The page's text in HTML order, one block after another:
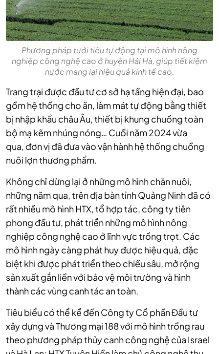
Phương pháp tưới tiêu tự động tại mô hình nông
nghiệp công nghệ cao ở huyện Hải Hà, giúp tiết kiệm
nước mang lại hiệu quả kinh tế cao.
Trang trại được đầu tư cơ sở hạ tầng hiện đại, bao
gồm hệ thống cho ăn, làm mát tự động bằng thiết
bị nhập khẩu châu Âu, thiết bị khung chuồng toàn
bộ mạ kẽm nhúng nóng… Cuối năm 2024 vừa
qua, đơn vị đã đưa vào vận hành hệ thống chuồng
nuôi lợn thương phẩm.
Không chỉ dừng lại ở những mô hình chăn nuôi,
những năm qua, trên địa bàn tỉnh Quảng Ninh đã có
rất nhiều mô hình HTX, tổ hợp tác, công ty tiên
phong đầu tư, phát triển những mô hình nông
nghiệp công nghệ cao ở lĩnh vực trồng trọt. Các
mô hình ngày càng phát huy được hiệu quả, đặc
biệt khi được phát triển theo chiều sâu, mở rộng
sản xuất gắn liền với bảo vệ môi trường và hình
thành các vùng canh tác an toàn.
Tiêu biểu có thể kể đến Công ty Cổ phần Đầu tư
xây dựng và Thương mại 188 với mô hình trồng rau
theo phương pháp thủy canh công nghệ của Israel